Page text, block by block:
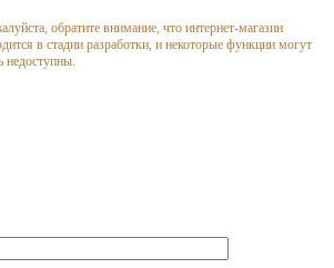
обратите внимание, что интернет-магазин
в стадии разработки, и некоторые функции могут
недоступны.